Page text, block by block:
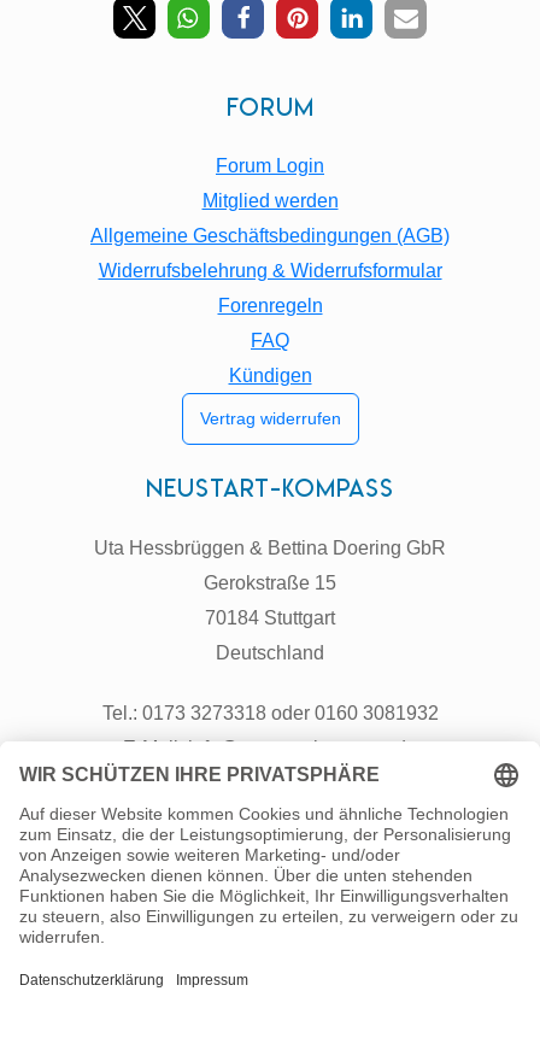
To
Forum
Forum Login
Mitglied werden
Allgemeine Geschäftsbedingungen (AGB)
Widerrufsbelehrung & Widerrufsformular
Forenregeln
FAQ
Kündigen
Vertrag widerrufen
Neustart-Kompass
Uta Hessbrüggen & Bettina Doering GbR
Gerokstraße 15
70184 Stuttgart
Deutschland
Tel.: 0173 3273318 oder 0160 3081932
E-Mail: info@neustart-kompass.de
Besuch uns auch aufInstagram
Info
Über uns